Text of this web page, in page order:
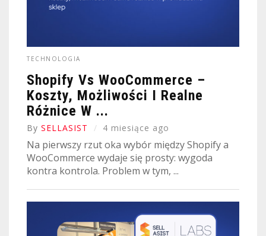
TECHNOLOGIA
Shopify Vs WooCommerce –
Koszty, Możliwości I Realne
Różnice W ...
By SELLASIST 4 miesiące ago
Na pierwszy rzut oka wybór między Shopify a
WooCommerce wydaje się prosty: wygoda
kontra kontrola. Problem w tym, ...